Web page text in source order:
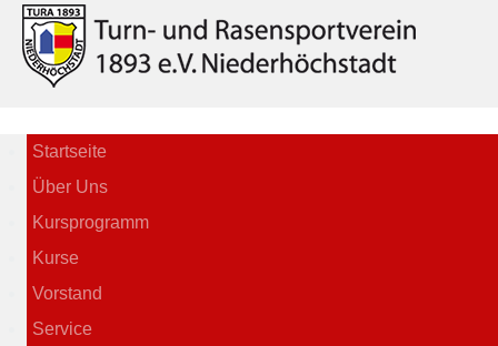
Startseite
Über Uns
Kursprogramm
Kurse
Vorstand
Service